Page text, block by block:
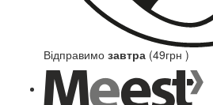
Відправимо завтра (49грн )